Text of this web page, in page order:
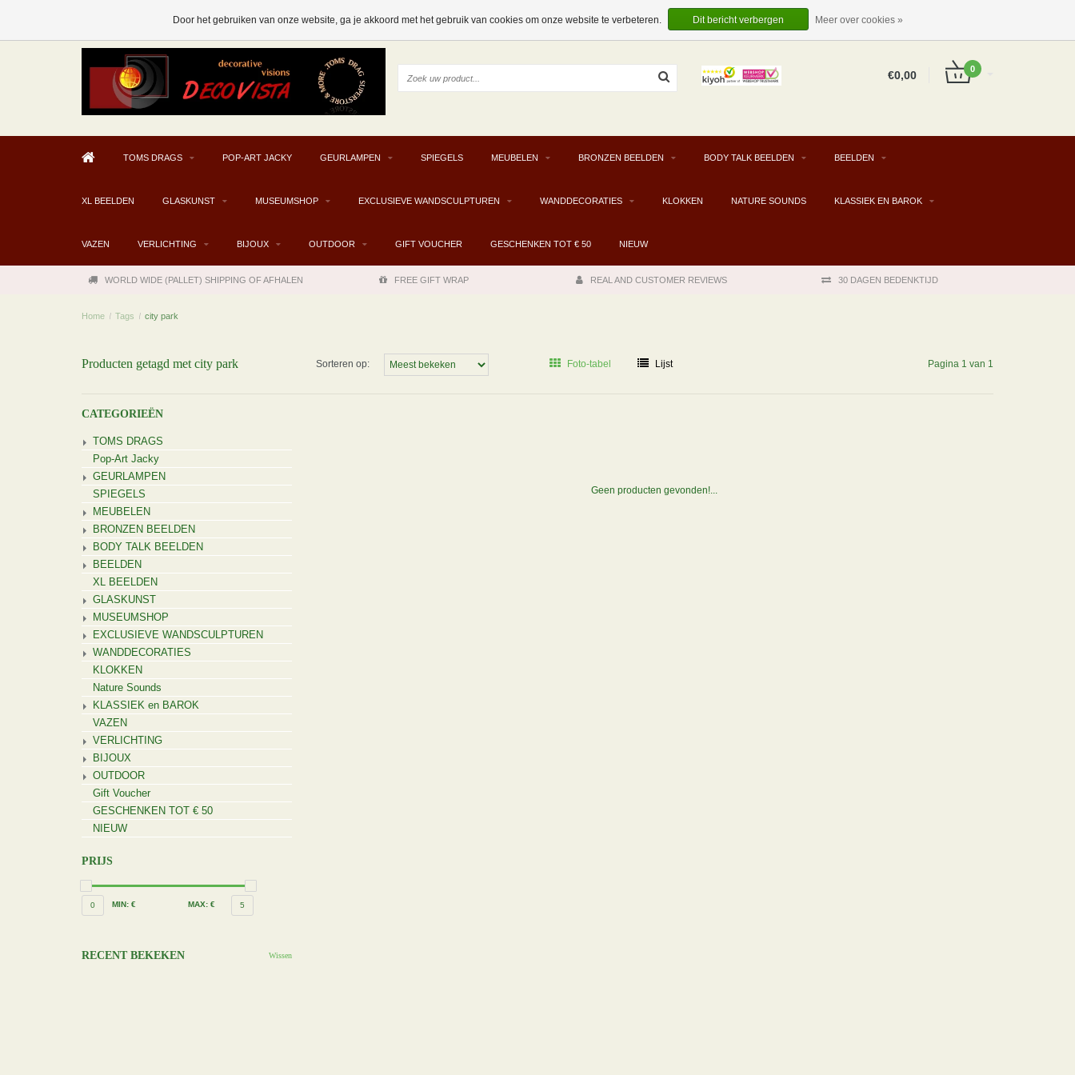
INLOGGEN
EUR
€0,00 0
TOMS DRAGS POP-ART JACKY GEURLAMPEN SPIEGELS MEUBELEN BRONZEN BEELDEN BODY TALK BEELDEN BEELDEN
XL BEELDEN GLASKUNST MUSEUMSHOP EXCLUSIEVE WANDSCULPTUREN WANDDECORATIES KLOKKEN NATURE SOUNDS KLASSIEK EN BAROK
VAZEN VERLICHTING BIJOUX OUTDOOR GIFT VOUCHER GESCHENKEN TOT € 50 NIEUW
WORLD WIDE (PALLET) SHIPPING OF AFHALEN FREE GIFT WRAP REAL AND CUSTOMER REVIEWS 30 DAGEN BEDENKTIJD
Home / Tags / city park
Producten getagd met city park Sorteren op: Foto-tabel Lijst Pagina 1 van 1
CATEGORIEËN
TOMS DRAGS
Pop-Art Jacky
GEURLAMPEN
SPIEGELS
MEUBELEN
BRONZEN BEELDEN
BODY TALK BEELDEN
BEELDEN
XL BEELDEN
GLASKUNST
MUSEUMSHOP
EXCLUSIEVE WANDSCULPTUREN
WANDDECORATIES
KLOKKEN
Nature Sounds
KLASSIEK en BAROK
VAZEN
VERLICHTING
BIJOUX
OUTDOOR
Gift Voucher
GESCHENKEN TOT € 50
NIEUW
PRIJS
0 MIN: € MAX: € 5
RECENT BEKEKEN Wissen
Geen producten gevonden!...
Door het gebruiken van onze website, ga je akkoord met het gebruik van cookies om onze website te verbeteren. Dit bericht verbergen Meer over cookies »